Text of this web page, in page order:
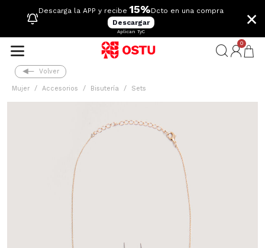
Descarga la APP y recibe 15%Dcto en una compra
Descargar
Aplican TyC
×
0
Volver
Mujer Accesorios Bisutería Sets